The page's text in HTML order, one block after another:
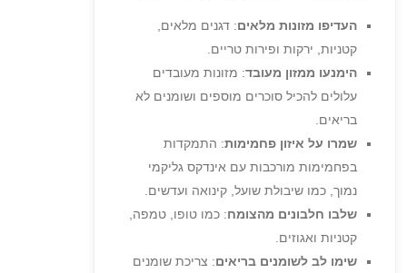
העדיפו מזונות מלאים: דגנים מלאים,
קטניות, ירקות ופירות טריים.
הימנעו ממזון מעובד: מזונות מעובדים
עלולים להכיל סוכרים מוספים ושומנים לא
בריאים.
שמרו על איזון פחמימות: התמקדות
בפחמימות מורכבות עם אינדקס גליקמי
נמוך, כמו שיבולת שועל, קינואה ועדשים.
שלבו חלבונים מהצומח: כמו טופו, טמפה,
קטניות ואגוזים.
שימו לב לשומנים בריאים: צריכת שומנים